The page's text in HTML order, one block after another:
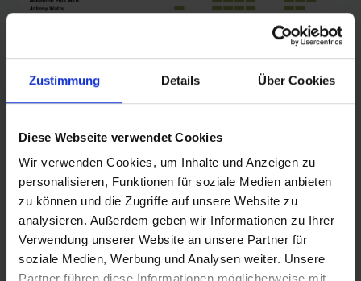
Zustimmung Details Über Cookies
Diese Webseite verwendet Cookies
Wir verwenden Cookies, um Inhalte und Anzeigen zu
personalisieren, Funktionen für soziale Medien anbieten
zu können und die Zugriffe auf unsere Website zu
analysieren. Außerdem geben wir Informationen zu Ihrer
Verwendung unserer Website an unsere Partner für
soziale Medien, Werbung und Analysen weiter. Unsere